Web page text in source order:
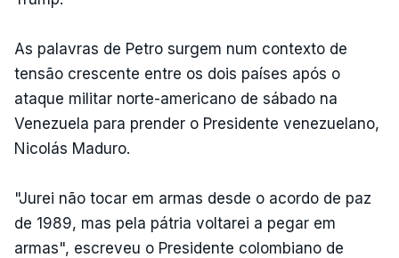
As palavras de Petro surgem num contexto de
tensão crescente entre os dois países após o
ataque militar norte-americano de sábado na
Venezuela para prender o Presidente venezuelano,
Nicolás Maduro.
"Jurei não tocar em armas desde o acordo de paz
de 1989, mas pela pátria voltarei a pegar em
armas", escreveu o Presidente colombiano de